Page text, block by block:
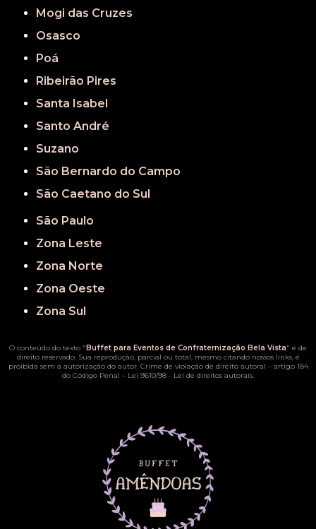
Mogi das Cruzes
Osasco
Poá
Ribeirão Pires
Santa Isabel
Santo André
Suzano
São Bernardo do Campo
São Caetano do Sul
São Paulo
Zona Leste
Zona Norte
Zona Oeste
Zona Sul
O conteúdo do texto "Buffet para Eventos de Confraternização Bela Vista" é de
direito reservado. Sua reprodução, parcial ou total, mesmo citando nossos links, é
proibida sem a autorização do autor. Crime de violação de direito autoral – artigo 184
do Código Penal – Lei 9610/98 - Lei de direitos autorais.